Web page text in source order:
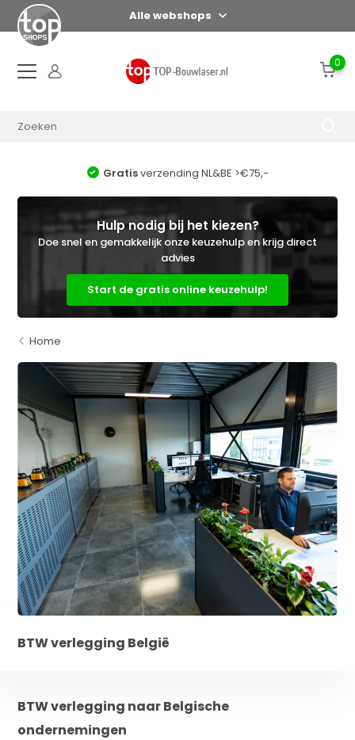
Alle webshops
0
Voor 17:00 uur = zelfde dag
Hulp nodig bij het kiezen?
Doe snel en gemakkelijk onze keuzehulp en krijg direct
advies
Start de gratis online keuzehulp!
Home
BTW verlegging België
BTW verlegging naar Belgische
ondernemingen